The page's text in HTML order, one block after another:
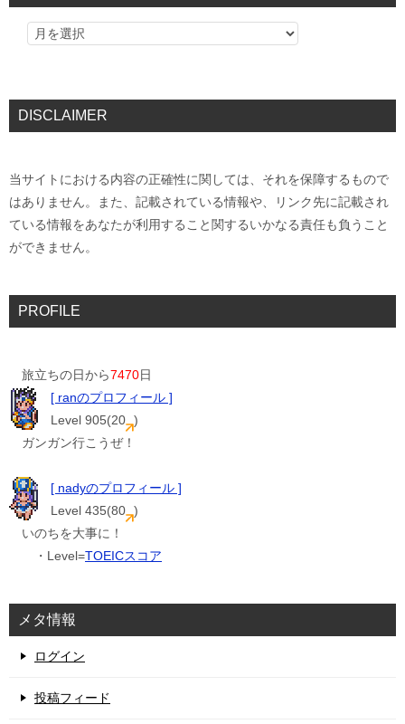
DISCLAIMER
当サイトにおける内容の正確性に関しては、それを保障するもので
はありません。また、記載されている情報や、リンク先に記載され
ている情報をあなたが利用すること関するいかなる責任も負うこと
ができません。
PROFILE
旅立ちの日から7470日
[ ranのプロフィール ]
Level 905(20 )
ガンガン行こうぜ！
[ nadyのプロフィール ]
Level 435(80 )
いのちを大事に！
・Level=TOEICスコア
メタ情報
ログイン
投稿フィード